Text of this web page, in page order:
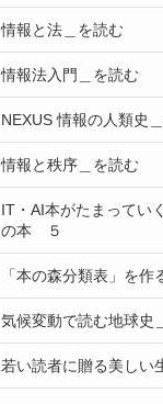
情報と法＿を読む
情報法入門＿を読む
NEXUS 情報の人類史
情報と秩序＿を読む
IT・AI本がたまってい
の本 ５
「本の森分類表」を作
気候変動で読む地球史
若い読者に贈る美しい